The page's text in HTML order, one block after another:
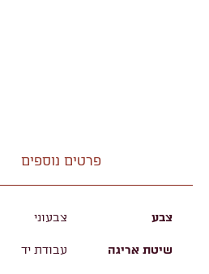
פרטים נוספים
צבע צבעוני
שיטת אריגה עבודת יד